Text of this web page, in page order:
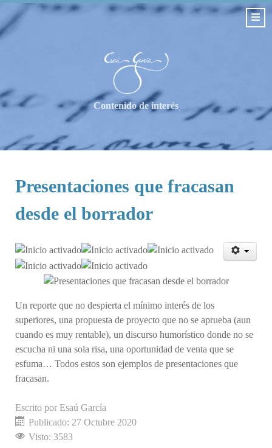
Contenido de interés
Presentaciones que fracasan
desde el borrador
Ratio:5/5
Un reporte que no despierta el mínimo interés de los
superiores, una propuesta de proyecto que no se aprueba (aun
cuando es muy rentable), un discurso humorístico donde no se
escucha ni una sola risa, una oportunidad de venta que se
esfuma… Todos estos son ejemplos de presentaciones que
fracasan.
Escrito por Esaú García
Publicado: 27 Octubre 2020
Visto: 3583